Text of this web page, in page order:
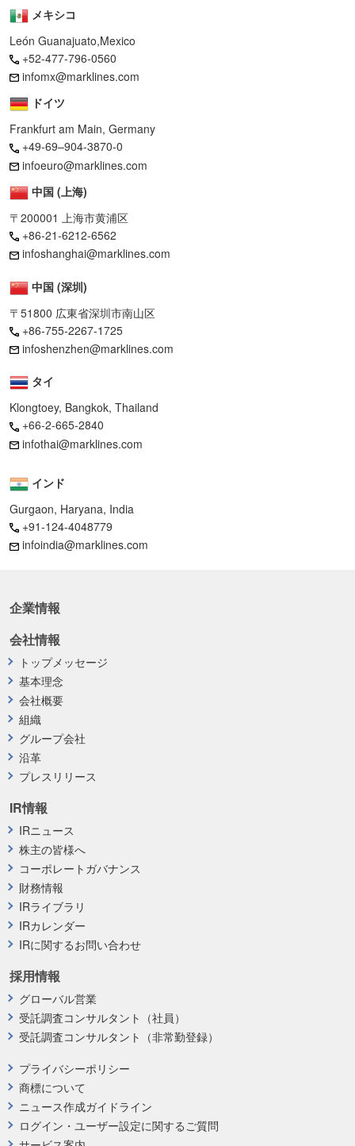
メキシコ
León Guanajuato,Mexico
+52-477-796-0560
infomx@marklines.com
ドイツ
Frankfurt am Main, Germany
+49-69–904-3870-0
infoeuro@marklines.com
中国 (上海)
〒200001 上海市黄浦区
+86-21-6212-6562
infoshanghai@marklines.com
中国 (深圳)
〒51800 広東省深圳市南山区
+86-755-2267-1725
infoshenzhen@marklines.com
タイ
Klongtoey, Bangkok, Thailand
+66-2-665-2840
infothai@marklines.com
インド
Gurgaon, Haryana, India
+91-124-4048779
infoindia@marklines.com
企業情報
プライバシーポリシー
商標について
ニュース作成ガイドライン
ログイン・ユーザー設定に関するご質問
採用情報
グローバル営業
受託調査コンサルタント（社員）
受託調査コンサルタント（非常勤登録）
会社情報
トップメッセージ
基本理念
会社概要
組織
グループ会社
沿革
プレスリリース
IR情報
IRニュース
株主の皆様へ
コーポレートガバナンス
財務情報
IRライブラリ
IRカレンダー
IRに関するお問い合わせ